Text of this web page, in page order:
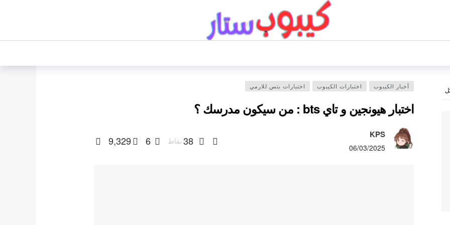
أخبار الكيبوب اختبارات الكيبوب اختبارات بتس للارمي
اختبار هيونجين و تاي bts : من سيكون مدرسك ؟
KPS
06/03/2025
38 نقاط 6
9,329